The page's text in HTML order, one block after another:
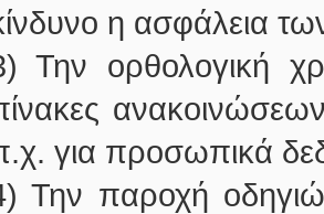
η ασφάλεια
Την ορθολογική
για προσωπικά
Την παροχή